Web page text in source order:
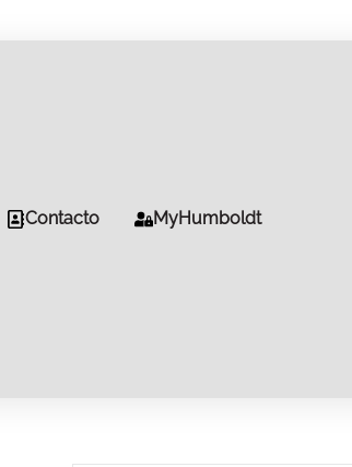
Contacto MyHumboldt